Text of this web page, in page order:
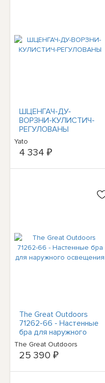
ШЦЕНГАЧ-ДУ-
ВОРЗНИ-КУЛИСТИЧ-
РЕГУЛОВАНЫ
Yato
4 334 ₽
The Great Outdoors
71262-66 - Настенные
бра для наружного
освещения
The Great Outdoors
25 390 ₽